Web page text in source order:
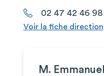
02 47 42 46 98
Voir la fiche direction
M.